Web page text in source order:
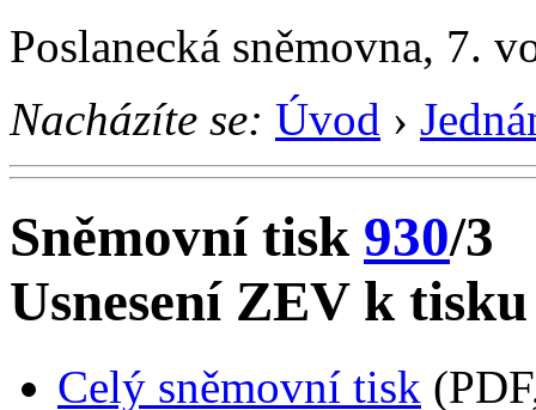
Poslanecká sněmovna, 7.
Nacházíte se: Úvod ›
Sněmovní tisk 930/3
Usnesení ZEV k
Celý sněmovní tisk